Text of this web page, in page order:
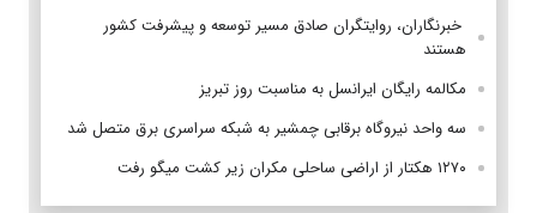
‌ خبرنگاران، روایتگران صادق مسیر توسعه و پیشرفت کشور
هستند
مکالمه رایگان ایرانسل به مناسبت روز تبریز
سه واحد نیروگاه برقابی چمشیر به شبکه سراسری برق متصل شد
۱۲۷۰ هکتار از اراضی ساحلی مکران زیر کشت میگو رفت